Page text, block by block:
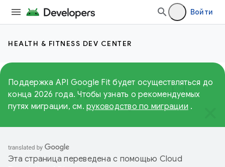
Войти
HEALTH & FITNESS DEV CENTER
Поддержка API Google Fit будет осуществляться до
конца 2026 года. Чтобы узнать о рекомендуемых
путях миграции, см. руководство по миграции .
Эта страница переведена с помощью Cloud